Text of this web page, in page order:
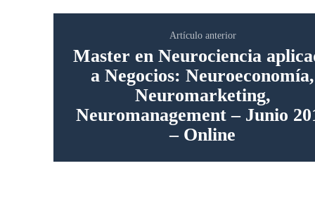
Artículo anterior
Master en Neurociencia
a Negocios: Neuroeconomía,
Neuromarketing,
Neuromanagement – Junio
– Online